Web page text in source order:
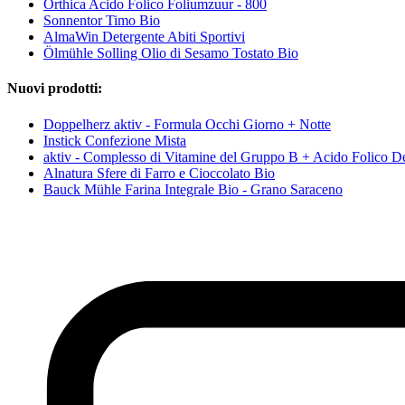
Orthica Acido Folico Foliumzuur - 800
Sonnentor Timo Bio
AlmaWin Detergente Abiti Sportivi
Ölmühle Solling Olio di Sesamo Tostato Bio
Nuovi prodotti:
Doppelherz aktiv - Formula Occhi Giorno + Notte
Instick Confezione Mista
aktiv - Complesso di Vitamine del Gruppo B + Acido Folico
Alnatura Sfere di Farro e Cioccolato Bio
Bauck Mühle Farina Integrale Bio - Grano Saraceno